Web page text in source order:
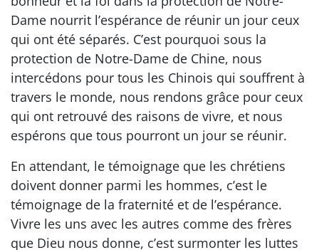
Dame nourrit l’espérance de réunir un jour ceux
qui ont été séparés. C’est pourquoi sous la
protection de Notre-Dame de Chine, nous
intercédons pour tous les Chinois qui souffrent à
travers le monde, nous rendons grâce pour ceux
qui ont retrouvé des raisons de vivre, et nous
espérons que tous pourront un jour se réunir.
En attendant, le témoignage que les chrétiens
doivent donner parmi les hommes, c’est le
témoignage de la fraternité et de l’espérance.
Vivre les uns avec les autres comme des frères
que Dieu nous donne, c’est surmonter les luttes